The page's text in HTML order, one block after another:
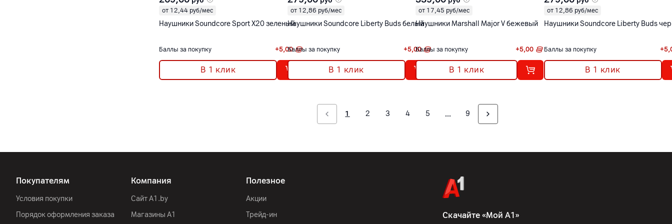
от 12,44 руб/мес
Наушники Soundcore Sport X20 зеленый
Баллы за покупку +5,00
В 1 клик
от 12,86 руб/мес
Наушники Soundcore Liberty Buds белый
Баллы за покупку +5,00
В 1 клик
от 17,45 руб/мес
Наушники Marshall Major V бежевый
Баллы за покупку +5,00
В 1 клик
от 12,86 руб/мес
Наушники Soundcore Liberty Buds
Баллы за покупку +
В 1 клик
1 2 3 4 5 9
Покупателям
Условия покупки
Порядок оформления заказа
Компания
Сайт A1.by
Магазины А1
Полезное
Акции
Трейд-ин
Скачайте «Мой А1»